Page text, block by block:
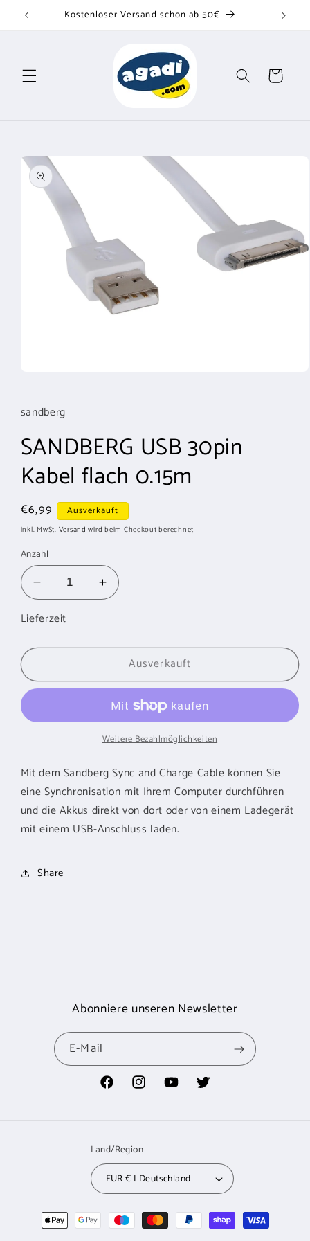
zum Kostenloser Versand schon ab 50€
Warenkorb
Modal
öffnen
sandberg
SANDBERG USB 30pin
Kabel flach 0.15m
Normaler
Preis
€6,99 Ausverkauft
inkl. MwSt.Versandwird beim Checkout berechnet
Anzahl
Verringere
die
Menge
SANDBERG
30pin
0.15m
Erhöhe
die
SANDBERG
USB
30pin
flach
0.15m
Lieferzeit
Ausverkauft
Weitere Bezahlmöglichkeiten
Mit dem Sandberg Sync and Charge Cable können Sie
eine Synchronisation mit Ihrem Computer durchführen
und die Akkus direkt von dort oder von einem Ladegerät
mit einem USB-Anschluss laden.
Share
Abonniere unseren Newsletter
E-Mail
FacebookInstagramYouTubeTwitter
Land/Region
EUR € | Deutschland
Zahlungsmethoden